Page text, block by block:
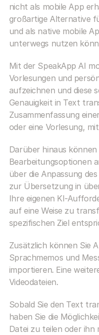
nicht als mobile App
großartige Alternative
und als native mobile
unterwegs nutzen
Mit der SpeakApp AI
Vorlesungen und
aufzeichnen und diese
Genauigkeit in Text
Zusammenfassung
oder eine Vorlesung,
Darüber hinaus
Bearbeitungsoptionen
über die Anpassung
zur Übersetzung in
Ihre eigenen KI-
auf eine Weise zu
spezifischen Ziel
Zusätzlich können Sie
Sprachmemos und
importieren. Eine
Videodateien.
Sobald Sie den Text
haben Sie die
Datei zu teilen oder ihn